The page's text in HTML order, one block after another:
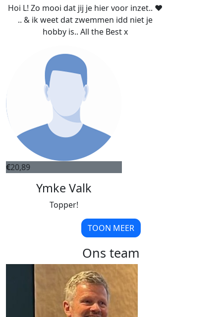
Hoi L! Zo mooi dat jij je hier voor inzet.. ❤️
.. & ik weet dat zwemmen idd niet je
hobby is.. All the Best x
€20,89
Ymke Valk
Topper!
TOON MEER
Ons team